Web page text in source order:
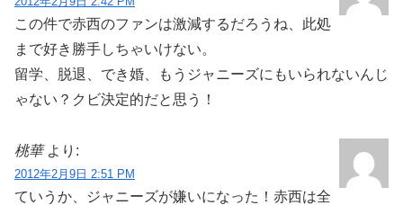
この件で赤西のファンは激減するだろうね、此処
まで好き勝手しちゃいけない。
留学、脱退、でき婚、もうジャニーズにもいられないんじ
ゃない？クビ決定的だと思う！
桃華 より:
2012年2月9日 2:51 PM
ていうか、ジャニーズが嫌いになった！赤西は全